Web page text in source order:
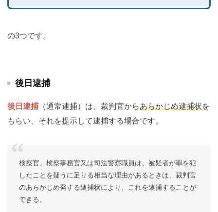
の3つです。
後日逮捕
後日逮捕（通常逮捕）は、裁判官からあらかじめ逮捕状を
もらい、それを提示して逮捕する場合です。
検察官、検察事務官又は司法警察職員は、被疑者が罪を犯
したことを疑うに足りる相当な理由があるときは、裁判官
のあらかじめ発する逮捕状により、これを逮捕することが
できる。